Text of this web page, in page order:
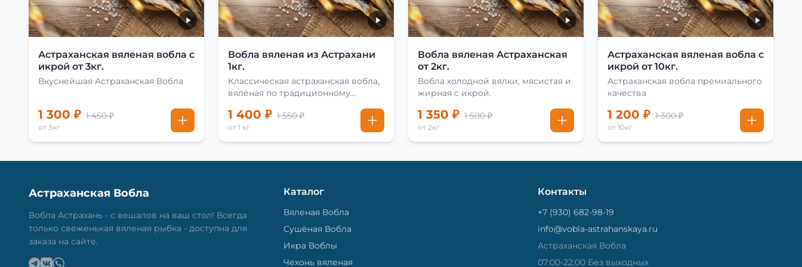
Астраханская вяленая вобла с
икрой от 3кг.
Вкуснейшая Астраханская Вобла
1 300 ₽ 1 450 ₽
от 3кг
Вобла вяленая из Астрахани
1кг.
Классическая астраханская вобла,
вяленая по традиционному
1 400 ₽ 1 550 ₽
от 1 кг.
Вобла вяленая Астраханская
от 2кг.
Вобла холодной вялки, мясистая и
жирная с икрой.
1 350 ₽ 1 500 ₽
от 2кг
Астраханская вяленая вобла с
икрой от 10кг.
Астраханская вобла премиального
качества
1 200 ₽ 1 300 ₽
от 10кг
Астраханская Вобла
Вобла Астрахань - с вешалов на ваш стол! Всегда
только свеженькая вяленая рыбка - доступна для
заказа на сайте.
Каталог
Вяленая Вобла
Сушёная Вобла
Икра Воблы
Чехонь вяленая
Контакты
+7 (930) 682-98-19
info@vobla-astrahanskaya.ru
Астраханская Вобла
07:00-22:00 Без выходных